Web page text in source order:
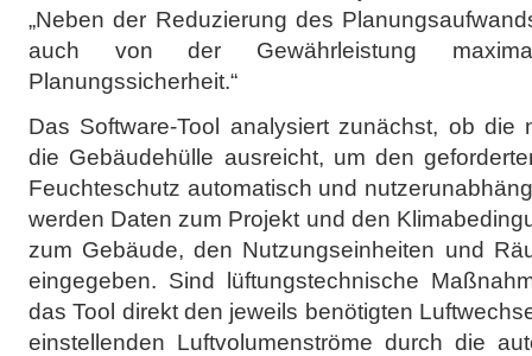
„Neben der Reduzierung des
auch von der Gewährleistung
Planungssicherheit.“
Das Software-Tool analysiert zunächst, ob die
die Gebäudehülle ausreicht, um den
Feuchteschutz automatisch und
werden Daten zum Projekt und den
zum Gebäude, den Nutzungseinheiten und
eingegeben. Sind lüftungstechnische
das Tool direkt den jeweils benötigten
einstellenden Luftvolumenströme durch die